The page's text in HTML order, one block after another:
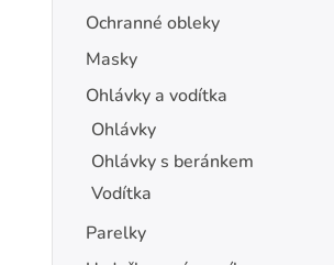
Ochranné obleky
Masky
Ohlávky a vodítka
Ohlávky
Ohlávky s beránkem
Vodítka
Parelky